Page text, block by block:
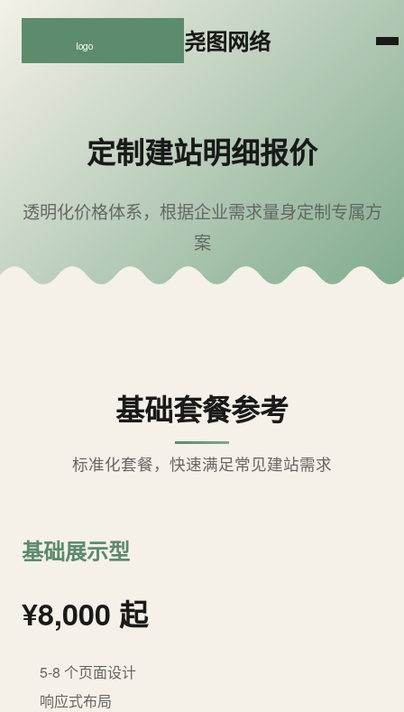
尧图网络
定制建站明细报价
透明化价格体系，根据企业需求量身定制专属方
案
基础套餐参考
标准化套餐，快速满足常见建站需求
基础展示型
¥8,000 起
5-8 个页面设计
响应式布局